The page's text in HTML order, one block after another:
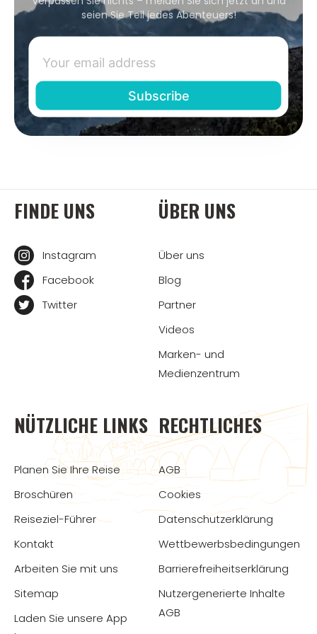
seien Sie Teil jedes Abenteuers!
FINDE UNS
Instagram
Facebook
Twitter
ÜBER UNS
Über uns
Blog
Partner
Videos
Marken- und
Medienzentrum
NÜTZLICHE LINKS
Planen Sie Ihre Reise
Broschüren
Reiseziel-Führer
Kontakt
Arbeiten Sie mit uns
Sitemap
Laden Sie unsere App
RECHTLICHES
AGB
Cookies
Datenschutzerklärung
Wettbewerbsbedingungen
Barrierefreiheitserklärung
Nutzergenerierte Inhalte
AGB